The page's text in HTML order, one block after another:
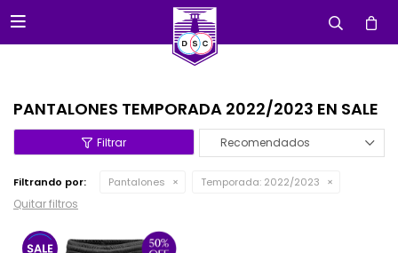

PANTALONES TEMPORADA 2022/2023 EN SALE
Recomendados
Filtrando por: Pantalones Temporada: 2022/2023
Quitar filtros